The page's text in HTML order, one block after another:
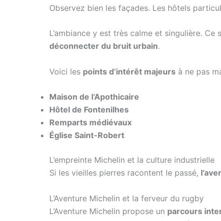
Observez bien les façades. Les hôtels
L’ambiance y est très calme et singulière.
déconnecter du bruit urbain.
Voici les points d’intérêt majeurs à ne pas
Maison de l’Apothicaire
Hôtel de Fontenilhes
Remparts médiévaux
Église Saint-Robert
L’empreinte Michelin et la culture industrielle
Si les vieilles pierres racontent le passé,
L’Aventure Michelin et la ferveur du rugby
L’Aventure Michelin propose un parcours